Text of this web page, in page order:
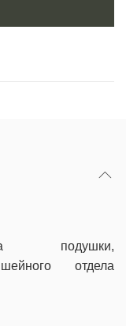
подушки,
отдела